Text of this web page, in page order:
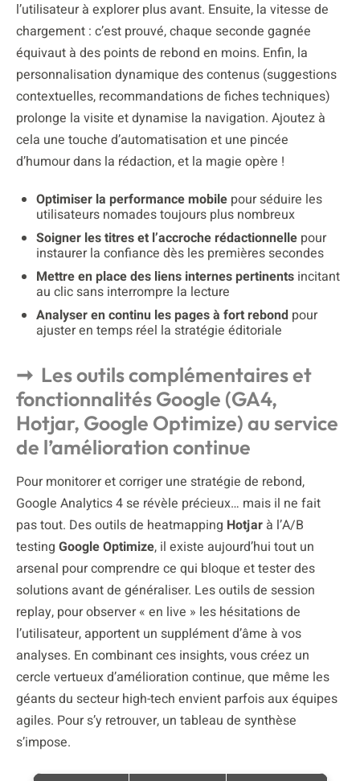
l’utilisateur à explorer plus avant. Ensuite, la vitesse de
chargement : c’est prouvé, chaque seconde gagnée
équivaut à des points de rebond en moins. Enfin, la
personnalisation dynamique des contenus (suggestions
contextuelles, recommandations de fiches techniques)
prolonge la visite et dynamise la navigation. Ajoutez à
cela une touche d’automatisation et une pincée
d’humour dans la rédaction, et la magie opère !
Optimiser la performance mobile pour séduire les
utilisateurs nomades toujours plus nombreux
Soigner les titres et l’accroche rédactionnelle pour
instaurer la confiance dès les premières secondes
Mettre en place des liens internes pertinents incitant
au clic sans interrompre la lecture
Analyser en continu les pages à fort rebond pour
ajuster en temps réel la stratégie éditoriale
Les outils complémentaires et
fonctionnalités Google (GA4,
Hotjar, Google Optimize) au service
de l’amélioration continue
Pour monitorer et corriger une stratégie de rebond,
Google Analytics 4 se révèle précieux… mais il ne fait
pas tout. Des outils de heatmapping Hotjar à l’A/B
testing Google Optimize, il existe aujourd’hui tout un
arsenal pour comprendre ce qui bloque et tester des
solutions avant de généraliser. Les outils de session
replay, pour observer « en live » les hésitations de
l’utilisateur, apportent un supplément d’âme à vos
analyses. En combinant ces insights, vous créez un
cercle vertueux d’amélioration continue, que même les
géants du secteur high-tech envient parfois aux équipes
agiles. Pour s’y retrouver, un tableau de synthèse
s’impose.